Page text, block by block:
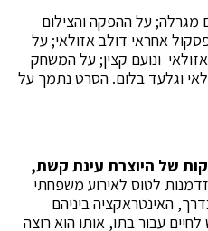
מגרלה; על ההפקה והצילום
אחראי דולב אזולאי; על
ונועם קצין; על המשחק
וגלעד בלום. הסרט נתמך על
של היוצרת עינת קשת,
לטוס לאירוע משפחתי
האינטראקציה ביניהם
עבור בתו, אותו הוא רוצה